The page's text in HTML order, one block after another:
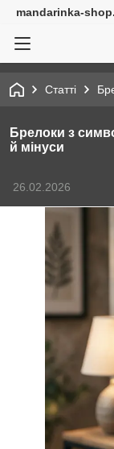
mandarinka-
Статті
Брелоки з
й мінуси
26.02.2026